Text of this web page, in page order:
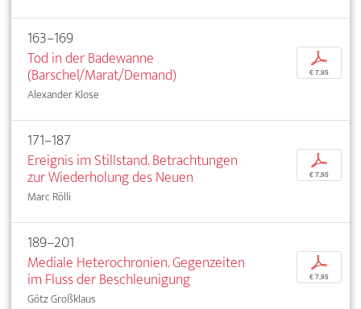
163–169
Tod in der Badewanne
(Barschel/Marat/Demand)
Alexander Klose
p
€ 7,95
171–187
Ereignis im Stillstand. Betrachtungen
zur Wiederholung des Neuen
Marc Rölli
p
€ 7,95
189–201
Mediale Heterochronien. Gegenzeiten
im Fluss der Beschleunigung
Götz Großklaus
p
€ 7,95